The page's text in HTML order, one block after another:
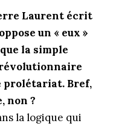
Laurent écrit
un « eux »
la simple
prolétariat. Bref,
non ?
la logique qui